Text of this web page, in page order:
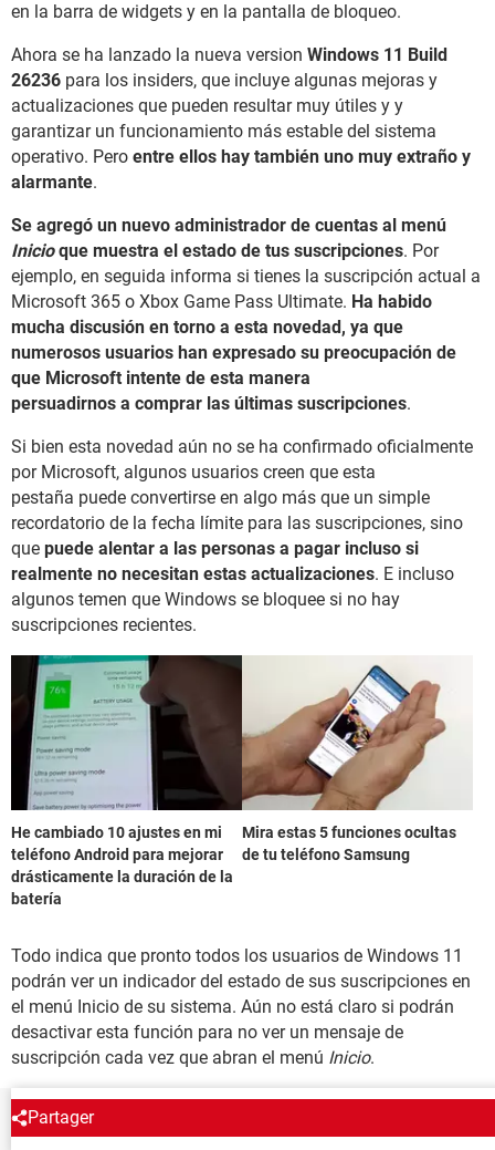
en la barra de widgets y en la pantalla de bloqueo.
Ahora se ha lanzado la nueva version Windows 11 Build
26236 para los insiders, que incluye algunas mejoras y
actualizaciones que pueden resultar muy útiles y y
garantizar un funcionamiento más estable del sistema
operativo. Pero entre ellos hay también uno muy extraño y
alarmante.
Se agregó un nuevo administrador de cuentas al menú
Inicioque muestra el estado de tus suscripciones. Por
ejemplo, en seguida informa si tienes la suscripción actual a
Microsoft 365 o Xbox Game Pass Ultimate. Ha habido
mucha discusión en torno a esta novedad, ya que
numerosos usuarios han expresado su preocupación de
que Microsoft intente de esta manera
persuadirnos a comprar las últimas suscripciones.
Si bien esta novedad aún no se ha confirmado oficialmente
por Microsoft, algunos usuarios creen que esta
pestaña puede convertirse en algo más que un simple
recordatorio de la fecha límite para las suscripciones, sino
que puede alentar a las personas a pagar incluso si
realmente no necesitan estas actualizaciones. E incluso
algunos temen que Windows se bloquee si no hay
suscripciones recientes.
He cambiado 10 ajustes en mi
teléfono Android para mejorar
drásticamente la duración de la
batería
Mira estas 5 funciones ocultas
de tu teléfono Samsung
Todo indica que pronto todos los usuarios de Windows 11
podrán ver un indicador del estado de sus suscripciones en
el menú Inicio de su sistema. Aún no está claro si podrán
desactivar esta función para no ver un mensaje de
suscripción cada vez que abran el menú Inicio.
Partager
NEWSLETTER